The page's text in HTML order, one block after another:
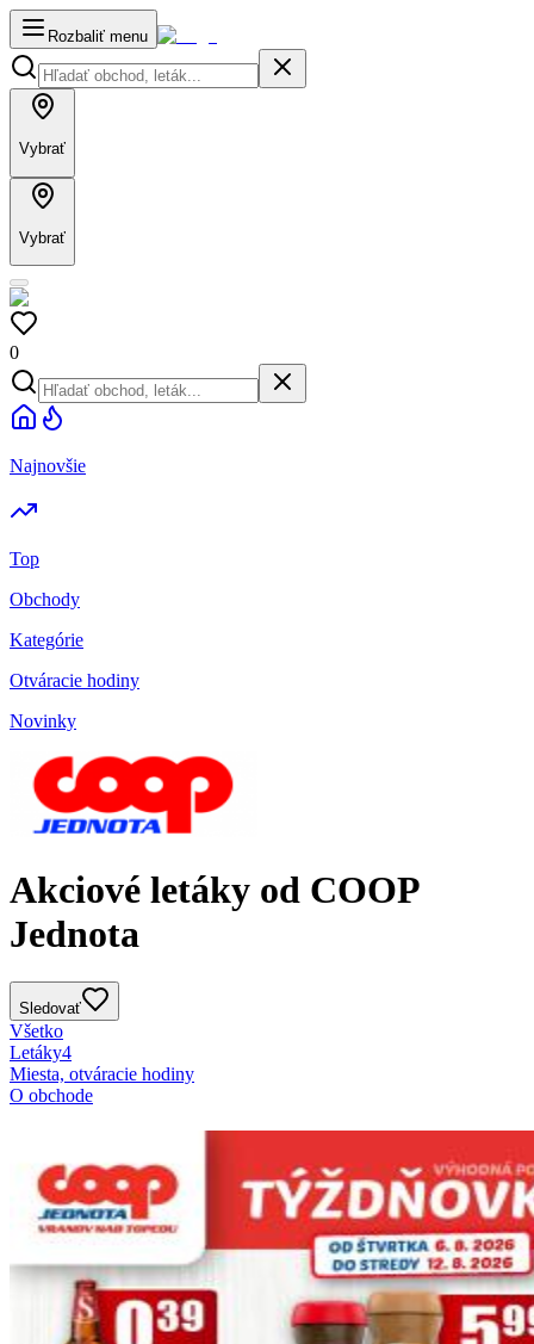
Rozbaliť menu
Vybrať
Vybrať
0
Najnovšie
Top
Obchody
Kategórie
Otváracie hodiny
Novinky
Akciové letáky od COOP
Jednota
Sledovať
Všetko
Letáky4
Miesta, otváracie hodiny
O obchode